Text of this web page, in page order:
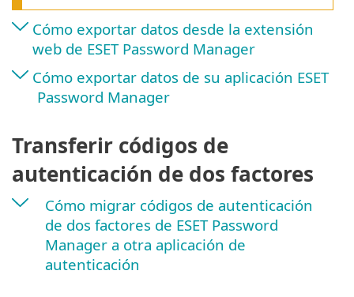
Cómo exportar datos desde la extensión
web de ESET Password Manager
Cómo exportar datos de su aplicación ESET
Password Manager
Transferir códigos de
autenticación de dos factores
Cómo migrar códigos de autenticación
de dos factores de ESET Password
Manager a otra aplicación de
autenticación